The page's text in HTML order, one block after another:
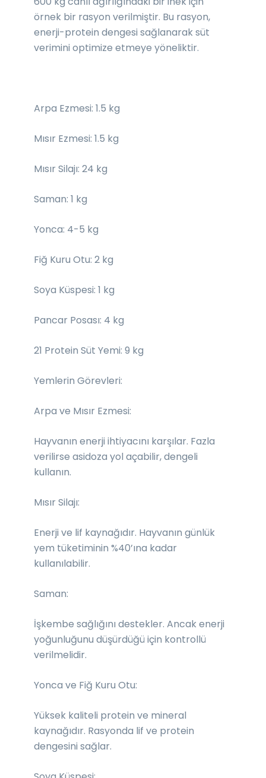
örnek bir rasyon verilmiştir. Bu rasyon,
enerji-protein dengesi sağlanarak süt
verimini optimize etmeye yöneliktir.
Arpa Ezmesi: 1.5 kg
Mısır Ezmesi: 1.5 kg
Mısır Silajı: 24 kg
Saman: 1 kg
Yonca: 4-5 kg
Fiğ Kuru Otu: 2 kg
Soya Küspesi: 1 kg
Pancar Posası: 4 kg
21 Protein Süt Yemi: 9 kg
Yemlerin Görevleri:
Arpa ve Mısır Ezmesi:
Hayvanın enerji ihtiyacını karşılar. Fazla
verilirse asidoza yol açabilir, dengeli
kullanın.
Mısır Silajı:
Enerji ve lif kaynağıdır. Hayvanın günlük
yem tüketiminin %40’ına kadar
kullanılabilir.
Saman:
İşkembe sağlığını destekler. Ancak enerji
yoğunluğunu düşürdüğü için kontrollü
verilmelidir.
Yonca ve Fiğ Kuru Otu:
Yüksek kaliteli protein ve mineral
kaynağıdır. Rasyonda lif ve protein
dengesini sağlar.